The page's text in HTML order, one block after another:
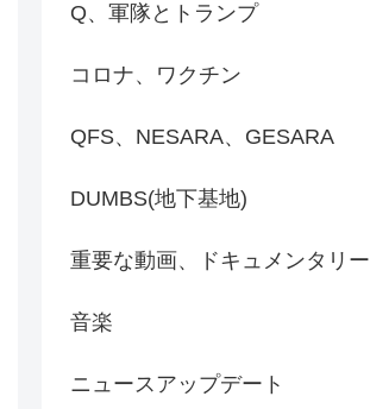
Q、軍隊とトランプ
コロナ、ワクチン
QFS、NESARA、GESARA
DUMBS(地下基地)
重要な動画、ドキュメンタリー
音楽
ニュースアップデート